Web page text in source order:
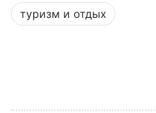
биографии.
туризм и отдых